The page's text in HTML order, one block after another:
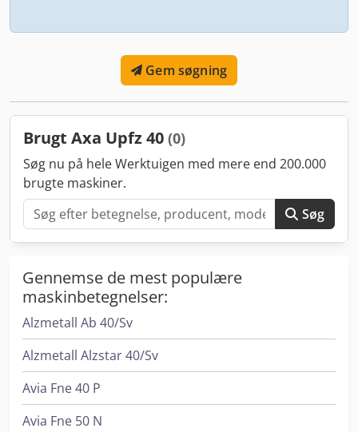
Gem søgning
Brugt Axa Upfz 40 (0)
Søg nu på hele Werktuigen med mere end 200.000
brugte maskiner.
Søg
Gennemse de mest populære
maskinbetegnelser:
Alzmetall Ab 40/Sv
Alzmetall Alzstar 40/Sv
Avia Fne 40 P
Avia Fne 50 N